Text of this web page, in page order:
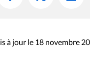
à jour le 18 novembre